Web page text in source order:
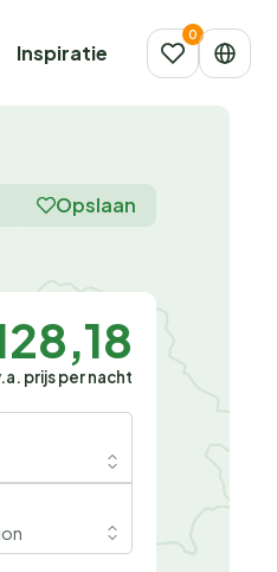
Inspiratie
Opslaan
prijs per nacht